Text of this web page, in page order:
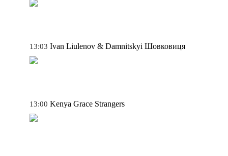
13:03 Ivan Liulenov & Damnitskyi Шовковиця
13:00 Kenya Grace Strangers